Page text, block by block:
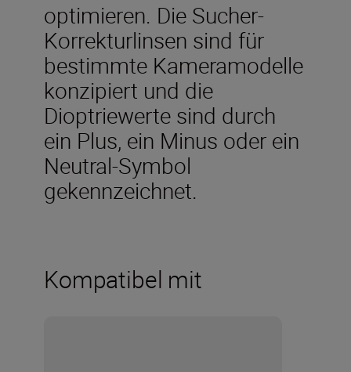
optimieren. Die Sucher-
Korrekturlinsen sind für
bestimmte Kameramodelle
konzipiert und die
Dioptriewerte sind durch
ein Plus, ein Minus oder ein
Neutral-Symbol
gekennzeichnet.
Kompatibel mit